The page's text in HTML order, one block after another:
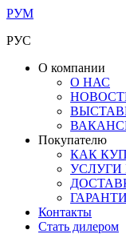
РУМ
РУС
О компании
О НАС
Покупателю
КАК
Контакты
Стать дилером